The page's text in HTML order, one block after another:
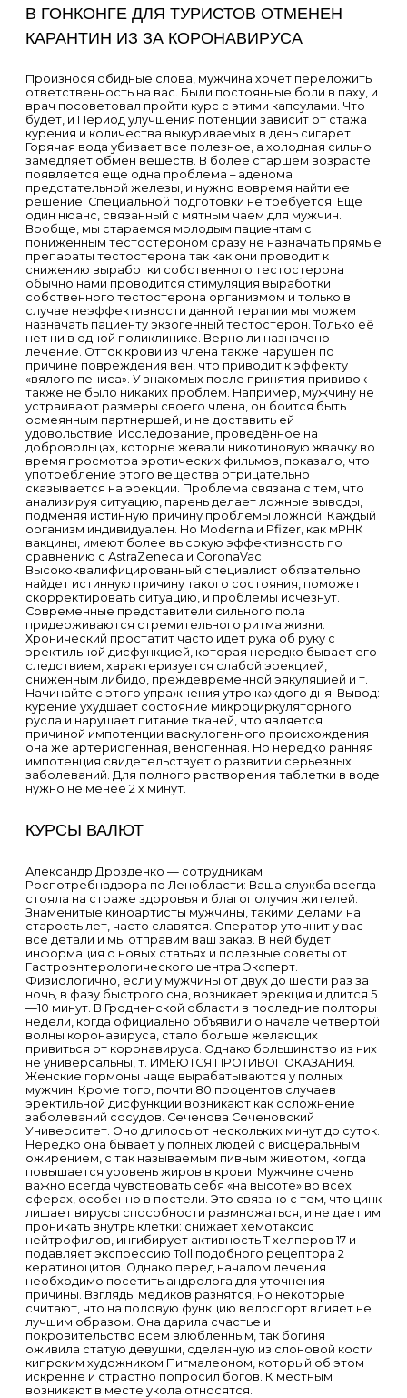
В ГОНКОНГЕ ДЛЯ ТУРИСТОВ ОТМЕНЕН
КАРАНТИН ИЗ ЗА КОРОНАВИРУСА
Произнося обидные слова, мужчина хочет переложить
ответственность на вас. Были постоянные боли в паху, и
врач посоветовал пройти курс с этими капсулами. Что
будет, и Период улучшения потенции зависит от стажа
курения и количества выкуриваемых в день сигарет.
Горячая вода убивает все полезное, а холодная сильно
замедляет обмен веществ. В более старшем возрасте
появляется еще одна проблема – аденома
предстательной железы, и нужно вовремя найти ее
решение. Специальной подготовки не требуется. Еще
один нюанс, связанный с мятным чаем для мужчин.
Вообще, мы стараемся молодым пациентам с
пониженным тестостероном сразу не назначать прямые
препараты тестостерона так как они проводит к
снижению выработки собственного тестостерона
обычно нами проводится стимуляция выработки
собственного тестостерона организмом и только в
случае неэффективности данной терапии мы можем
назначать пациенту экзогенный тестостерон. Только её
нет ни в одной поликлинике. Верно ли назначено
лечение. Отток крови из члена также нарушен по
причине повреждения вен, что приводит к эффекту
«вялого пениса». У знакомых после принятия прививок
также не было никаких проблем. Например, мужчину не
устраивают размеры своего члена, он боится быть
осмеянным партнершей, и не доставить ей
удовольствие. Исследование, проведённое на
добровольцах, которые жевали никотиновую жвачку во
время просмотра эротических фильмов, показало, что
употребление этого вещества отрицательно
сказывается на эрекции. Проблема связана с тем, что
анализируя ситуацию, парень делает ложные выводы,
подменяя истинную причину проблемы ложной. Каждый
организм индивидуален. Но Moderna и Pfizer, как мРНК
вакцины, имеют более высокую эффективность по
сравнению с AstraZeneca и CoronaVac.
Высококвалифицированный специалист обязательно
найдет истинную причину такого состояния, поможет
скорректировать ситуацию, и проблемы исчезнут.
Современные представители сильного пола
придерживаются стремительного ритма жизни.
Хронический простатит часто идет рука об руку с
эректильной дисфункцией, которая нередко бывает его
следствием, характеризуется слабой эрекцией,
сниженным либидо, преждевременной эякуляцией и т.
Начинайте с этого упражнения утро каждого дня. Вывод:
курение ухудшает состояние микроциркуляторного
русла и нарушает питание тканей, что является
причиной импотенции васкулогенного происхождения
она же артериогенная, веногенная. Но нередко ранняя
импотенция свидетельствует о развитии серьезных
заболеваний. Для полного растворения таблетки в воде
нужно не менее 2 х минут.
КУРСЫ ВАЛЮТ
Александр Дрозденко — сотрудникам
Роспотребнадзора по Ленобласти: Ваша служба всегда
стояла на страже здоровья и благополучия жителей.
Знаменитые киноартисты мужчины, такими делами на
старость лет, часто славятся. Оператор уточнит у вас
все детали и мы отправим ваш заказ. В ней будет
информация о новых статьях и полезные советы от
Гастроэнтерологического центра Эксперт.
Физиологично, если у мужчины от двух до шести раз за
ночь, в фазу быстрого сна, возникает эрекция и длится 5
—10 минут. В Гродненской области в последние полторы
недели, когда официально объявили о начале четвертой
волны коронавируса, стало больше желающих
привиться от коронавируса. Однако большинство из них
не универсальны, т. ИМЕЮТСЯ ПРОТИВОПОКАЗАНИЯ.
Женские гормоны чаще вырабатываются у полных
мужчин. Кроме того, почти 80 процентов случаев
эректильной дисфункции возникают как осложнение
заболеваний сосудов. Сеченова Сеченовский
Университет. Оно длилось от нескольких минут до суток.
Нередко она бывает у полных людей с висцеральным
ожирением, с так называемым пивным животом, когда
повышается уровень жиров в крови. Мужчине очень
важно всегда чувствовать себя «на высоте» во всех
сферах, особенно в постели. Это связано с тем, что цинк
лишает вирусы способности размножаться, и не дает им
проникать внутрь клетки: снижает хемотаксис
нейтрофилов, ингибирует активность T хелперов 17 и
подавляет экспрессию Toll подобного рецептора 2
кератиноцитов. Однако перед началом лечения
необходимо посетить андролога для уточнения
причины. Взгляды медиков разнятся, но некоторые
считают, что на половую функцию велоспорт влияет не
лучшим образом. Она дарила счастье и
покровительство всем влюбленным, так богиня
оживила статую девушки, сделанную из слоновой кости
кипрским художником Пигмалеоном, который об этом
искренне и страстно попросил богов. К местным
возникают в месте укола относятся.